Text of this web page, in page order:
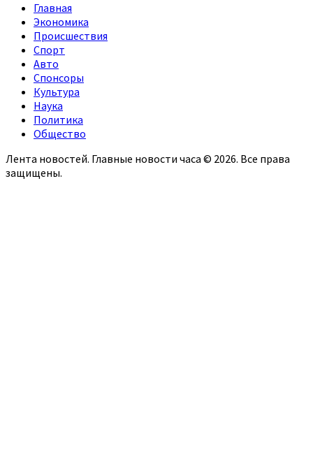
Главная
Экономика
Происшествия
Спорт
Авто
Спонсоры
Культура
Наука
Политика
Общество
Лента новостей. Главные новости часа © 2026. Все права
защищены.